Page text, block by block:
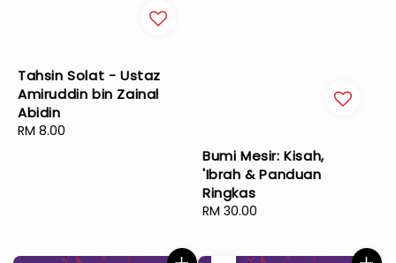
Tahsin Solat - Ustaz
Amiruddin bin Zainal
Abidin
Regular
RM 8.00
Bumi Mesir: Kisah,
'Ibrah & Panduan
Ringkas
Regular
RM 30.00